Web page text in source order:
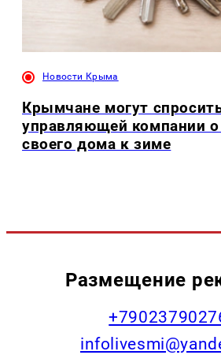
Новости Крыма
Крымчане могут
управляющей компании о
своего дома к зиме
Размещение